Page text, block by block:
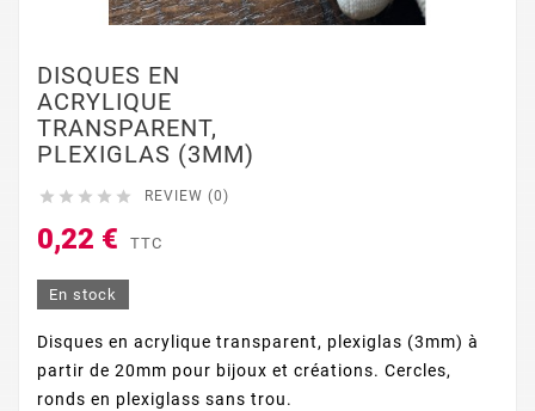
DISQUES EN
ACRYLIQUE
TRANSPARENT,
PLEXIGLAS (3MM)
     REVIEW (0)
0,22 € TTC
En stock
Disques en acrylique transparent, plexiglas (3mm) à
partir de 20mm pour bijoux et créations. Cercles,
ronds en plexiglass sans trou.